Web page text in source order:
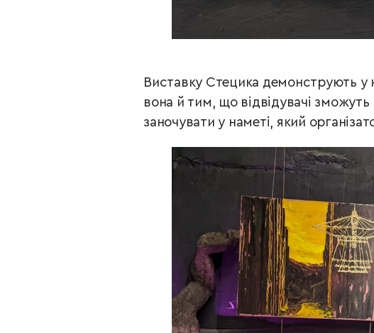
Виставку Стецика демонструють у
вона й тим, що відвідувачі
заночувати у наметі, який